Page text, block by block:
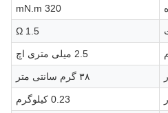
320 mN.m
1.5 Ω
2.5 میلی متری اچ
۳۸ گرم سانتی متر
0.23 کیلوگرم